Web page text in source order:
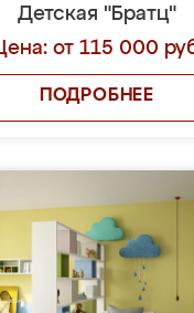
Детская "Братц"
от 115 000
ПОДРОБНЕЕ